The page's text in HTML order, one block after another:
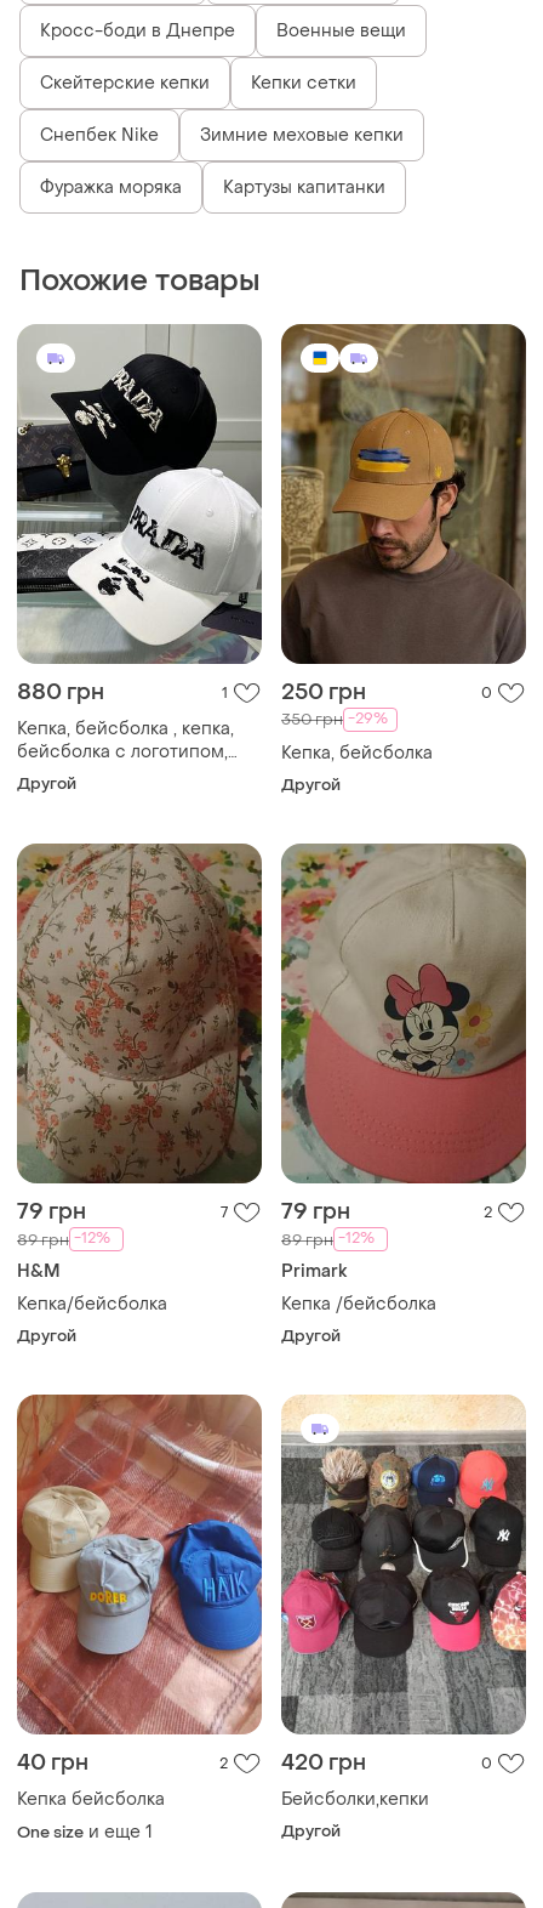
Кросс-боди в Днепре Военные вещи
Скейтерские кепки Кепки сетки
Снепбек Nike Зимние меховые кепки
Фуражка моряка Картузы капитанки
Похожие товары
880 грн 1
Кепка, бейсболка , кепка,
бейсболка с логотипом,
брендовые кепки
Другой
250 грн 0
350 грн -29%
Кепка, бейсболка
Другой
79 грн 7
89 грн -12%
H&M
Кепка/бейсболка
Другой
79 грн 2
89 грн -12%
Primark
Кепка /бейсболка
Другой
40 грн 2
Кепка бейсболка
One size и еще 1
420 грн 0
Бейсболки,кепки
Другой